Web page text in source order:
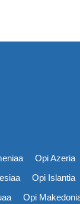
Opi Azeria
Opi Islantia
Opi